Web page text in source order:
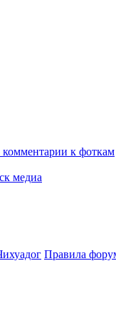
к фоткам
медиа
Правила